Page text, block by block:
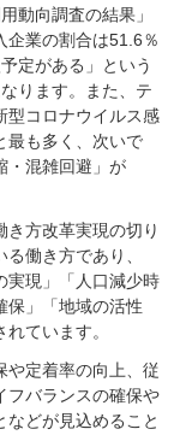
動向調査の結果」
企業の割合は51.6％
定がある」という
ります。また、テ
型コロナウイルス感
最も多く、次いで
・混雑回避」が
き方改革実現の切り
働き方であり、
実現」「人口減少時
保」「地域の活性
ています。
や定着率の向上、従
フバランスの確保や
どが見込めること